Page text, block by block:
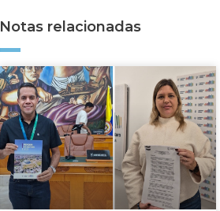
Notas relacionadas